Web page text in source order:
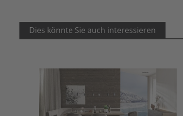
Dies könnte Sie auch interessieren